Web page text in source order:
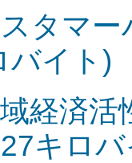
タマ
バイト)
経済活
キロ